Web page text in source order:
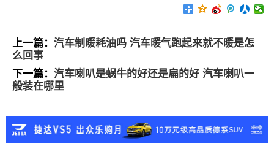
上一篇： 汽车制暖耗油吗 汽车暖气跑起来就不暖是怎
么回事
下一篇： 汽车喇叭是蜗牛的好还是扁的好 汽车喇叭一
般装在哪里